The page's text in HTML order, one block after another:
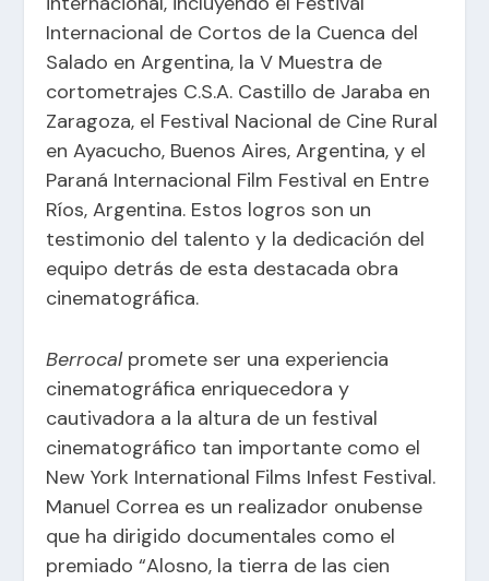
Internacional de Cortos de la Cuenca del
Salado en Argentina, la V Muestra de
cortometrajes C.S.A. Castillo de Jaraba en
Zaragoza, el Festival Nacional de Cine Rural
en Ayacucho, Buenos Aires, Argentina, y el
Paraná Internacional Film Festival en Entre
Ríos, Argentina. Estos logros son un
testimonio del talento y la dedicación del
equipo detrás de esta destacada obra
cinematográfica.
Berrocalpromete ser una experiencia
cinematográfica enriquecedora y
cautivadora a la altura de un festival
cinematográfico tan importante como el
New York International Films Infest Festival.
Manuel Correa es un realizador onubense
que ha dirigido documentales como el
premiado “Alosno, la tierra de las cien